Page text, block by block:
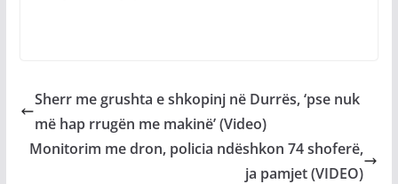
Sherr me grushta e shkopinj në Durrës, ‘pse nuk
më hap rrugën me makinë’ (Video)
Monitorim me dron, policia ndëshkon 74 shoferë,
ja pamjet (VIDEO)